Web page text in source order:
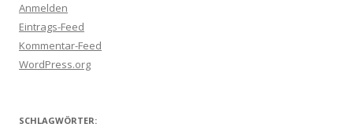
Anmelden
Eintrags-Feed
Kommentar-Feed
WordPress.org
SCHLAGWÖRTER: